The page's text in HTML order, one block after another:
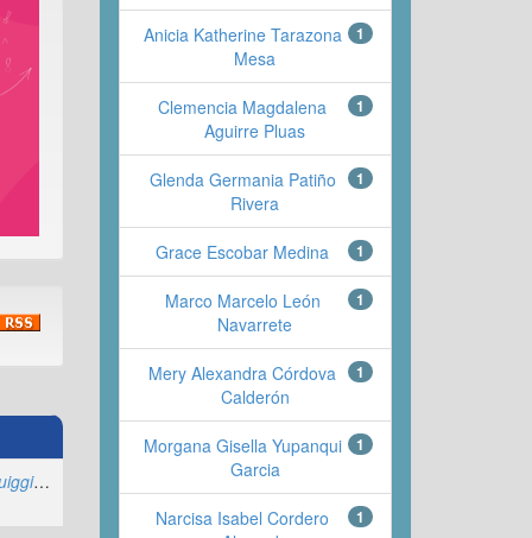
Toala Zavala, Kevin Luiggi
;Rodríguez Pérez , Mayra Lucía
1
Anicia Katherine Tarazona
Mesa
1
Clemencia Magdalena
Aguirre Pluas
1
Glenda Germania Patiño
Rivera
1
Grace Escobar Medina
1
Marco Marcelo León
Navarrete
1
Mery Alexandra Córdova
Calderón
1
Morgana Gisella Yupanqui
Garcia
1
Narcisa Isabel Cordero